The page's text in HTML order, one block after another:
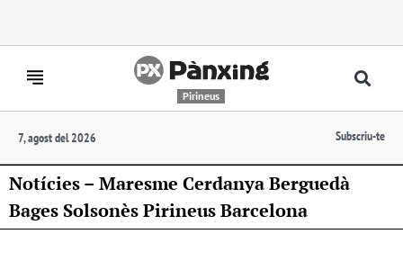
Pirineus
7, agost del 2026 Subscriu-te
Notícies – Maresme Cerdanya Berguedà
Bages Solsonès Pirineus Barcelona